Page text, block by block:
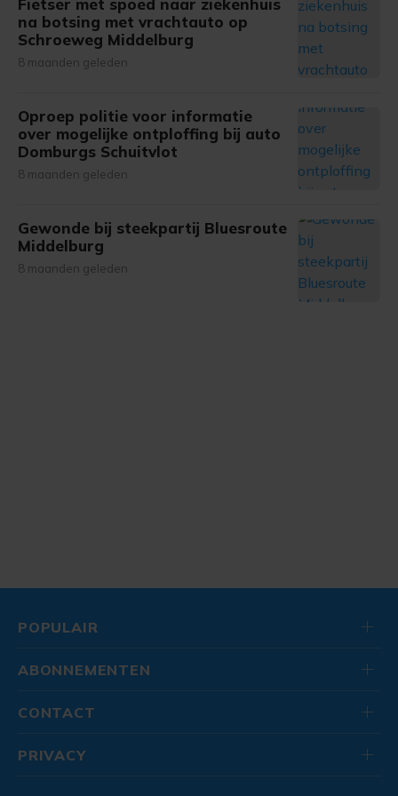
Fietser met spoed naar ziekenhuis
na botsing met vrachtauto op
Schroeweg Middelburg
8 maanden geleden
Oproep politie voor informatie
over mogelijke ontploffing bij auto
Domburgs Schuitvlot
8 maanden geleden
Gewonde bij steekpartij Bluesroute
Middelburg
8 maanden geleden
POPULAIR
ABONNEMENTEN
CONTACT
PRIVACY